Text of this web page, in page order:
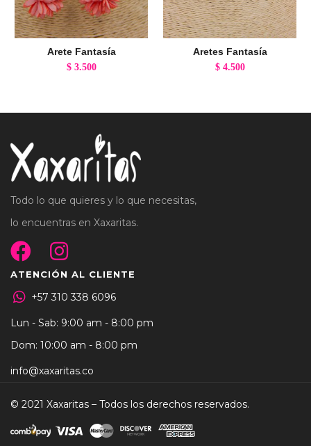
Arete Fantasía
$3.500
Aretes Fantasía
$4.500
Todo lo que quieres y lo que necesitas,
lo encuentras en Xaxaritas.
ATENCIÓN AL CLIENTE
+57 310 338 6096
Lun - Sab: 9:00 am - 8:00 pm
Dom: 10:00 am - 8:00 pm
info@xaxaritas.co
© 2021 Xaxaritas – Todos los derechos reservados.